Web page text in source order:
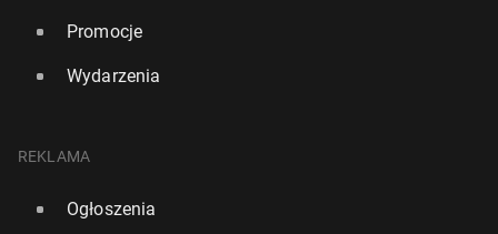
Promocje
Wydarzenia
REKLAMA
Ogłoszenia